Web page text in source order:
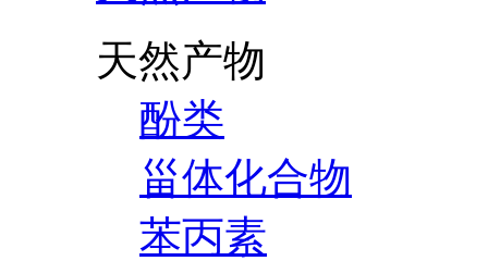
天然产物
酚类
甾体化合物
苯丙素